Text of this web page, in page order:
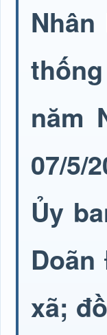
năm
07/5/
Ủy
xã;